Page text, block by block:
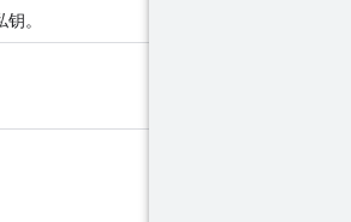
。